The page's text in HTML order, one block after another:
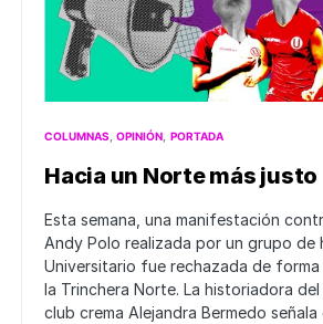
COLUMNAS OPINIÓN PORTADA
Hacia un Norte más justo
Esta semana, una manifestación
Andy Polo realizada por un grupo de
Universitario fue rechazada de
la Trinchera Norte. La historiadora
club crema Alejandra Bermedo